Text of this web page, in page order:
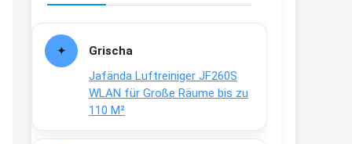
Grischa
Jafända Luftreiniger JF260S
WLAN für Große Räume bis zu
110 M²
↩
Joachim
Ab diesem Jahr gibt es keine
Fielmann-Blinkis mehr / wurde